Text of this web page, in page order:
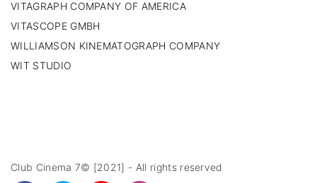
VITAGRAPH COMPANY OF AMERICA
VITASCOPE GMBH
WILLIAMSON KINEMATOGRAPH COMPANY
WIT STUDIO
Club Cinema 7© [2021] - All rights reserved